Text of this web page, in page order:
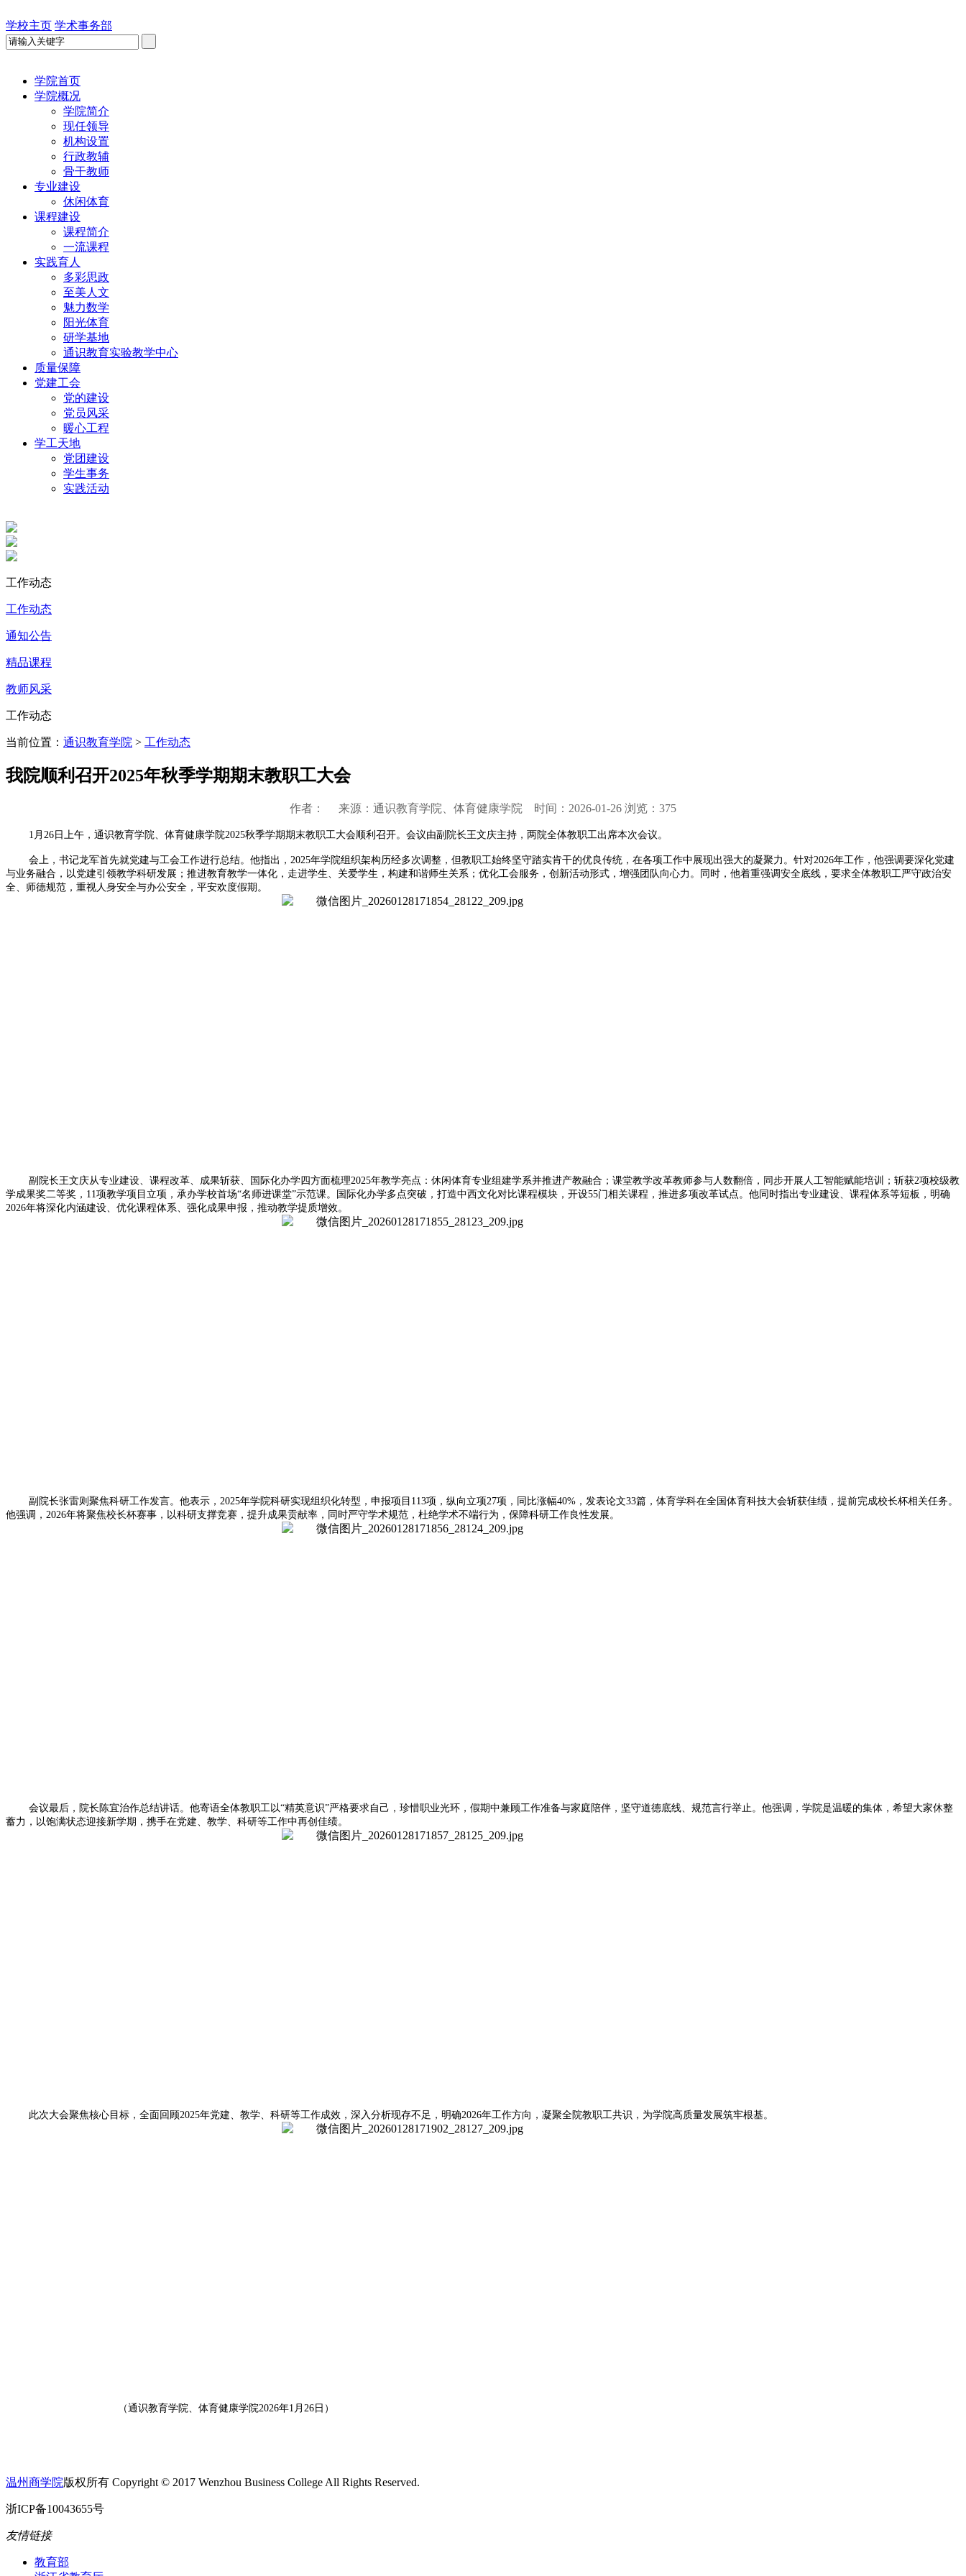
学校主页 学术事务部
学院首页
学院概况
学院简介
现任领导
机构设置
行政教辅
骨干教师
专业建设
休闲体育
课程建设
课程简介
一流课程
实践育人
多彩思政
至美人文
魅力数学
阳光体育
研学基地
通识教育实验教学中心
质量保障
党建工会
党的建设
党员风采
暖心工程
学工天地
党团建设
学生事务
实践活动
工作动态
工作动态
通知公告
精品课程
教师风采
工作动态
当前位置： 通识教育学院 > 工作动态
我院顺利召开2025年秋季学期期末教职工大会
作者： 来源：通识教育学院、体育健康学院 时间：2026-01-26 浏览： 375
1月26日上午，通识教育学院、体育健康学院2025秋季学期期末教职工大会顺利召开。会议由副院长王文庆主持，两院全体教职工出席本次会议。
会上，书记龙军首先就党建与工会工作进行总结。他指出，2025年学院组织架构历经多次调整，但教职工始终坚守踏实肯干的优良传统，在各项工作中展现出强大的凝聚力。针对2026年工作，他强调要深化党建
与业务融合，以党建引领教学科研发展；推进教育教学一体化，走进学生、关爱学生，构建和谐师生关系；优化工会服务，创新活动形式，增强团队向心力。同时，他着重强调安全底线，要求全体教职工严守政治安
全、师德规范，重视人身安全与办公安全，平安欢度假期。
副院长王文庆从专业建设、课程改革、成果斩获、国际化办学四方面梳理2025年教学亮点：休闲体育专业组建学系并推进产教融合；课堂教学改革教师参与人数翻倍，同步开展人工智能赋能培训；斩获2项校级教
学成果奖二等奖，11项教学项目立项，承办学校首场“名师进课堂”示范课。国际化办学多点突破，打造中西文化对比课程模块，开设55门相关课程，推进多项改革试点。他同时指出专业建设、课程体系等短板，明确
2026年将深化内涵建设、优化课程体系、强化成果申报，推动教学提质增效。
副院长张雷则聚焦科研工作发言。他表示，2025年学院科研实现组织化转型，申报项目113项，纵向立项27项，同比涨幅40%，发表论文33篇，体育学科在全国体育科技大会斩获佳绩，提前完成校长杯相关任务。
他强调，2026年将聚焦校长杯赛事，以科研支撑竞赛，提升成果贡献率，同时严守学术规范，杜绝学术不端行为，保障科研工作良性发展。
会议最后，院长陈宜治作总结讲话。他寄语全体教职工以“精英意识”严格要求自己，珍惜职业光环，假期中兼顾工作准备与家庭陪伴，坚守道德底线、规范言行举止。他强调，学院是温暖的集体，希望大家休整
蓄力，以饱满状态迎接新学期，携手在党建、教学、科研等工作中再创佳绩。
此次大会聚焦核心目标，全面回顾2025年党建、教学、科研等工作成效，深入分析现存不足，明确2026年工作方向，凝聚全院教职工共识，为学院高质量发展筑牢根基。
（通识教育学院、体育健康学院2026年1月26日）
温州商学院版权所有 Copyright © 2017 Wenzhou Business College All Rights Reserved.
浙ICP备10043655号
友情链接
教育部